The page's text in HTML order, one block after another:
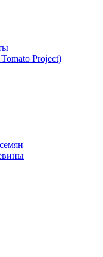
Project)